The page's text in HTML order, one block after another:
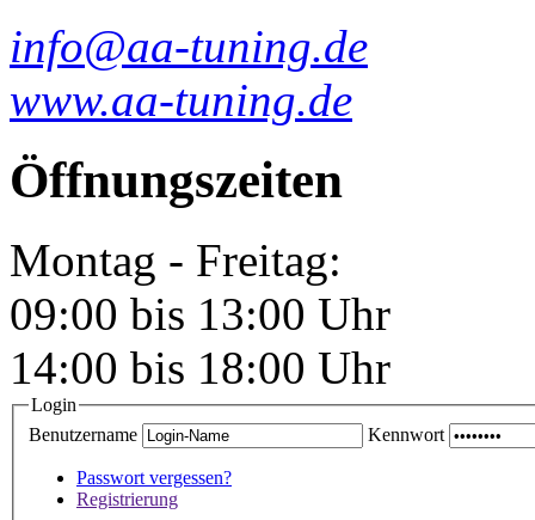
info@aa-tuning.de
www.aa-tuning.de
Öffnungszeiten
Montag - Freitag:
09:00 bis 13:00 Uhr
14:00 bis 18:00 Uhr
Login
Benutzername
Kennwort
Passwort vergessen?
Registrierung